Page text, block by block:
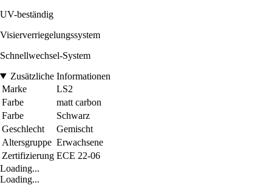
UV-beständig
Visierverriegelungssystem
Schnellwechsel-System
Zusätzliche Informationen
Marke
LS2
Farbe
matt carbon
Farbe
Schwarz
Geschlecht
Gemischt
Altersgruppe Erwachsene
Zertifizierung ECE 22-06
Loading...
Loading...